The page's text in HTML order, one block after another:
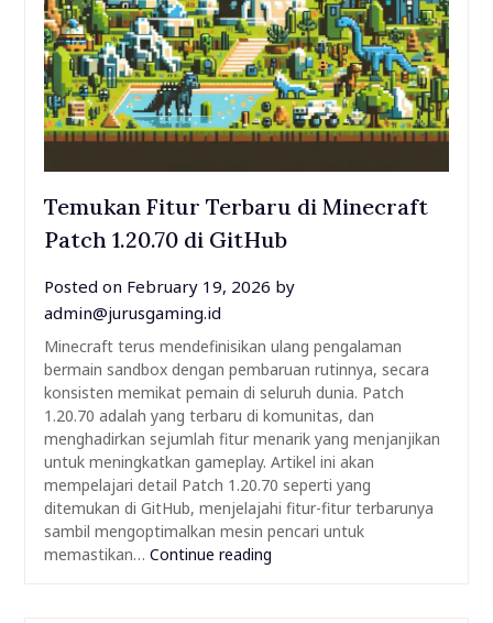
Temukan Fitur Terbaru di Minecraft
Patch 1.20.70 di GitHub
Posted on February 19, 2026 by
admin@jurusgaming.id
Minecraft terus mendefinisikan ulang pengalaman
bermain sandbox dengan pembaruan rutinnya, secara
konsisten memikat pemain di seluruh dunia. Patch
1.20.70 adalah yang terbaru di komunitas, dan
menghadirkan sejumlah fitur menarik yang menjanjikan
untuk meningkatkan gameplay. Artikel ini akan
mempelajari detail Patch 1.20.70 seperti yang
ditemukan di GitHub, menjelajahi fitur-fitur terbarunya
sambil mengoptimalkan mesin pencari untuk
memastikan… Continue reading